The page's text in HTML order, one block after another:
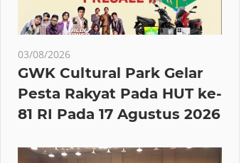
03/08/2026
GWK Cultural Park Gelar
Pesta Rakyat Pada HUT ke-
81 RI Pada 17 Agustus 2026